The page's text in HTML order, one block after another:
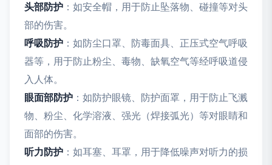
头部防护 ：如安全帽，用于防止坠落物、碰撞等对头
部的伤害。
呼吸防护 ：如防尘口罩、防毒面具、正压式空气呼吸
器等，用于防止粉尘、毒物、缺氧空气等经呼吸道侵
入人体。
眼面部防护 ：如防护眼镜、防护面罩，用于防止飞溅
物、粉尘、化学溶液、强光（焊接弧光）等对眼睛和
面部的伤害。
听力防护 ：如耳塞、耳罩，用于降低噪声对听力的损